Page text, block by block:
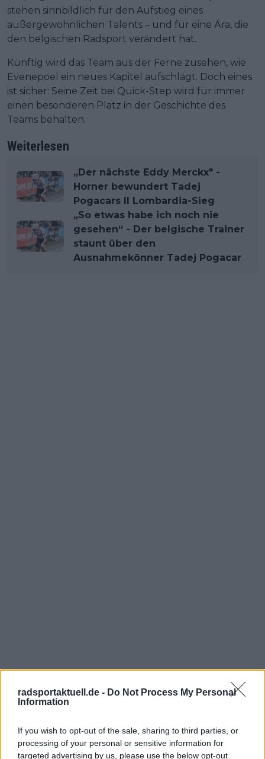
radsportaktuell.de - Do Not Process My Personal
Information
If you wish to opt-out of the sale, sharing to third parties, or
processing of your personal or sensitive information for
targeted advertising by us, please use the below opt-out
stehen sinnbildlich für den Aufstieg eines
außergewöhnlichen Talents – und für eine Ära, die
den belgischen Radsport verändert hat.
Künftig wird das Team aus der Ferne zusehen, wie
Evenepoel ein neues Kapitel aufschlägt. Doch eines
ist sicher: Seine Zeit bei Quick-Step wird für immer
einen besonderen Platz in der Geschichte des
Teams behalten.
Weiterlesen
„Der nächste Eddy Merckx" -
Horner bewundert Tadej
Pogacars Il Lombardia-Sieg
„So etwas habe ich noch nie
gesehen“ - Der belgische Trainer
staunt über den
Ausnahmekönner Tadej Pogacar